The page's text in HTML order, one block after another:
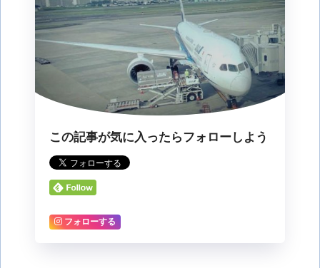
この記事が気に入ったらフォローしよう
フォローする